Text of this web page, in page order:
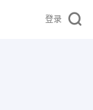
登录